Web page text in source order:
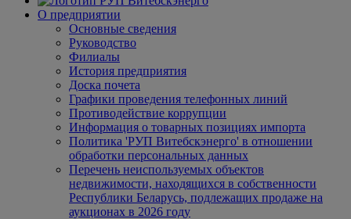
О предприятии
Основные сведения
Руководство
Филиалы
История предприятия
Доска почета
Графики проведения телефонных линий
Противодействие коррупции
Информация о товарных позициях импорта
Политика 'РУП Витебскэнерго' в отношении
обработки персональных данных
Перечень неиспользуемых объектов
недвижимости, находящихся в собственности
Республики Беларусь, подлежащих продаже на
аукционах в 2026 году